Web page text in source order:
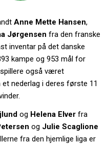
Anne Mette Hansen,
Jørgensen fra den franske
inventar på det danske
kampe og 953 mål for
også været
nederlag i deres første 11
og Helena Elver fra
og Julie Scaglione
fra den hjemlige liga er